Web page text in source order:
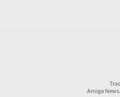
Amiga